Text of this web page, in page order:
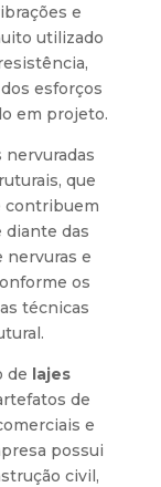
e
utilizado
esforços
em projeto.
que
contribuem
diante das
nervuras e
os
técnicas
de lajes
de
e
possui
civil,